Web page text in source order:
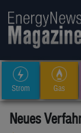
Strom Gas
Neues